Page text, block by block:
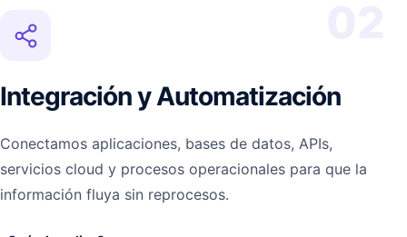
Integración y Automatización
Conectamos aplicaciones, bases de datos, APIs,
servicios cloud y procesos operacionales para que la
información fluya sin reprocesos.